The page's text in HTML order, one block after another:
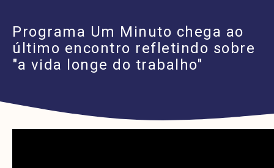
Programa Um Minuto chega ao
último encontro refletindo sobre
"a vida longe do trabalho"